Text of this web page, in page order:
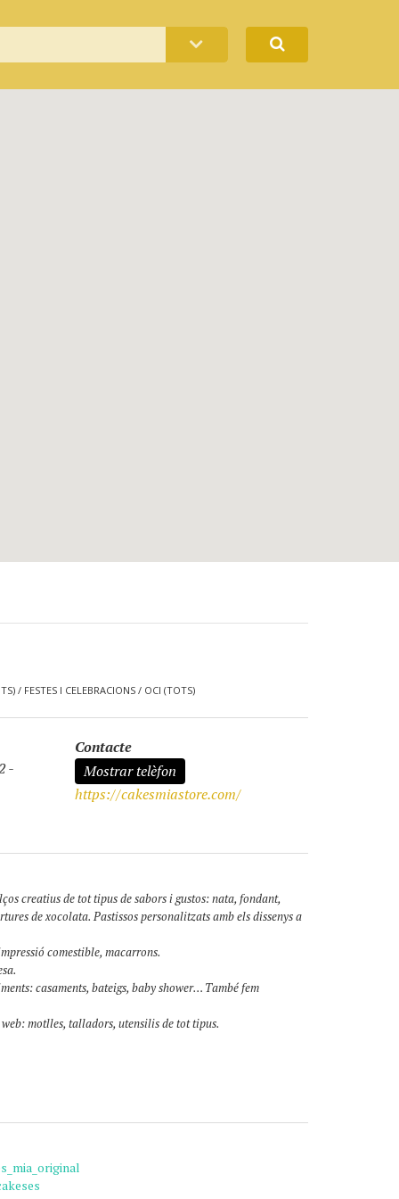
/ FESTES I CELEBRACIONS / OCI (TOTS)
-
Contacte
Mostrar telèfon
https://cakesmiastore.com/
creatius de tot tipus de sabors i gustos: nata, fondant,
de xocolata. Pastissos personalitzats amb els dissenys a
comestible, macarrons.
casaments, bateigs, baby shower… També fem
motlles, talladors, utensilis de tot tipus.